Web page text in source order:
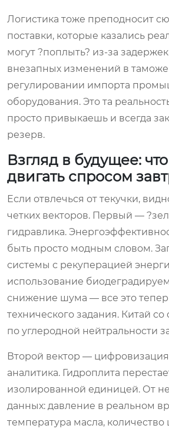
Логистика тоже преподносит
поставки, которые казались
могут ?поплыть? из-за
внезапных изменений в
регулировании импорта
оборудования. Это та
просто привыкаешь и всегда
резерв.
Взгляд в будущее:
двигать спросом
Если отвлечься от текучки,
четких векторов. Первый —
гидравлика.
быть просто модным словом.
системы с рекуперацией
использование
снижение шума — все это
технического задания. Китай
по углеродной нейтральности
Второй вектор —
аналитика. Гидроплита
изолированной единицей. От
данных: давление в реальном
температура масла,